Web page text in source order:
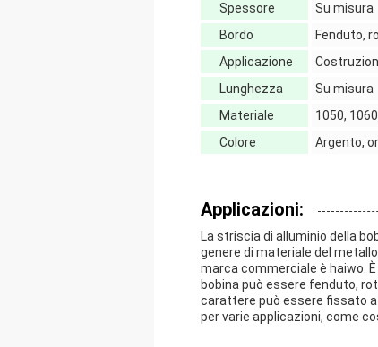
Spessore
Su misura
Bordo
Fenduto,
Applicazione
Lunghezza
Su misura
Materiale
1050,
Colore
Argento,
Applicazioni:
La striscia di alluminio della
genere di materiale del
marca commerciale è haiwo.
bobina può essere fenduto,
carattere può essere fissato a
per varie applicazioni, come